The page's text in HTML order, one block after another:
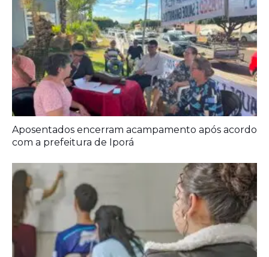
Prefeitura entrega melhorias em escolas